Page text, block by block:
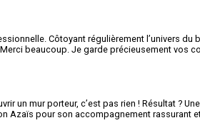
Côtoyant régulièrement l’univers
beaucoup. Je garde précieusement vos
un mur porteur, c’est pas rien ! Résultat ?
Azaïs pour son accompagnement rassurant